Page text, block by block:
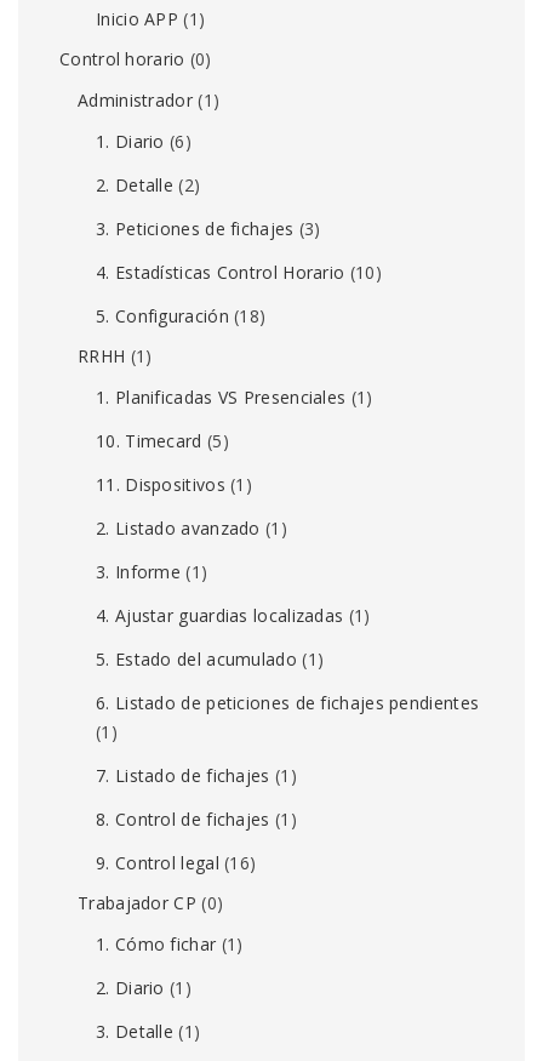
Inicio APP (1)
Control horario (0)
Administrador(1)
1. Diario (6)
2. Detalle (2)
3. Peticiones de fichajes (3)
4. Estadísticas Control Horario (10)
5. Configuración (18)
RRHH (1)
1. Planificadas VS Presenciales (1)
10. Timecard (5)
11. Dispositivos (1)
2. Listado avanzado (1)
3. Informe (1)
4. Ajustar guardias localizadas (1)
5. Estado del acumulado (1)
6. Listado de peticiones de fichajes pendientes
(1)
7. Listado de fichajes (1)
8. Control de fichajes (1)
9. Control legal (16)
Trabajador CP (0)
1. Cómo fichar (1)
2. Diario (1)
3. Detalle (1)